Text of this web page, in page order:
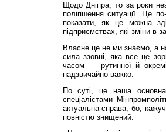
Щодо Дніпра, то за роки
поліпшення ситуації. Це
показати, як це можна
підприємствах, які зміни в
Власне це не ми знаємо, а
сила ззовні, яка все це
часом — рутинної й
надзвичайно важко.
По суті, це наша
спеціалістами
актуальна справа, бо,
повністю знищений.